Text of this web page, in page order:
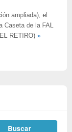
ampliada), el
Caseta de la FAL
RETIRO) »